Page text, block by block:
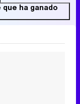
ha ganado